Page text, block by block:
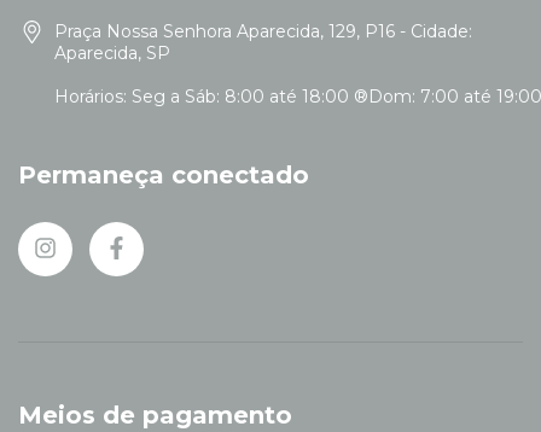
Praça Nossa Senhora Aparecida, 129, P16 - Cidade:
Aparecida, SP
Permaneça conectado
Meios de pagamento